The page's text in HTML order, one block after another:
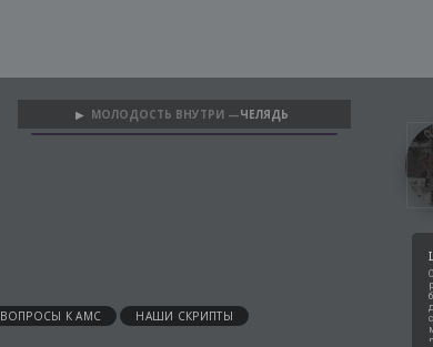
ВОПРОСЫ К АМС НАШИ СКРИПТЫ
▶ МОЛОДОСТЬ ВНУТРИ —ЧЕЛЯДЬ